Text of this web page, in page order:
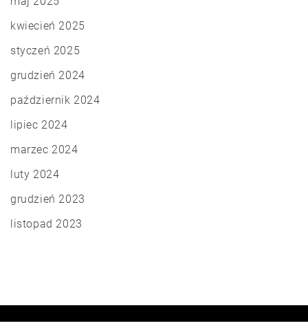
kwiecień 2025
styczeń 2025
grudzień 2024
październik 2024
lipiec 2024
marzec 2024
luty 2024
grudzień 2023
listopad 2023